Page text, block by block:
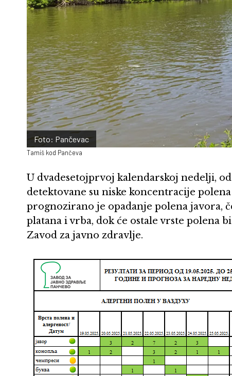
Foto: Pančevac
Tamiš kod Pančeva
U dvadesetojprvoj kalendarskoj nedelji, od
detektovane su niske koncentracije
prognozirano je opadanje polena javora,
platana i vrba, dok će ostale vrste polena
Zavod za javno zdravlje.